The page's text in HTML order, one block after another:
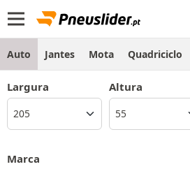
Auto Jantes Mota Quadriciclo
Largura Altura
Marca